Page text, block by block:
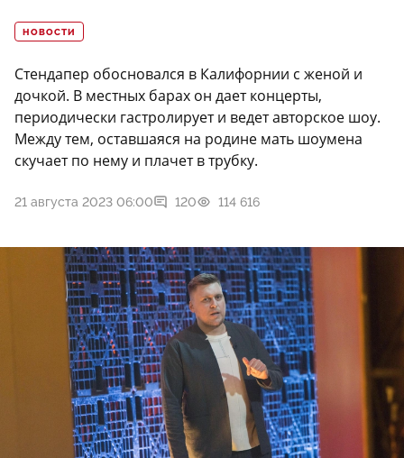
НОВОСТИ
Стендапер обосновался в Калифорнии с женой и
дочкой. В местных барах он дает концерты,
периодически гастролирует и ведет авторское шоу.
Между тем, оставшаяся на родине мать шоумена
скучает по нему и плачет в трубку.
21 августа 2023 06:00 120 114 616